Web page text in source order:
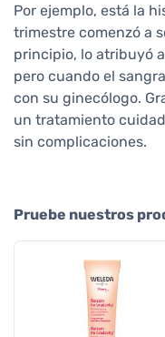
Por ejemplo, está la
trimestre comenzó a
principio, lo atribuyó
pero cuando el
con su ginecólogo.
un tratamiento
sin complicaciones.
Pruebe nuestros